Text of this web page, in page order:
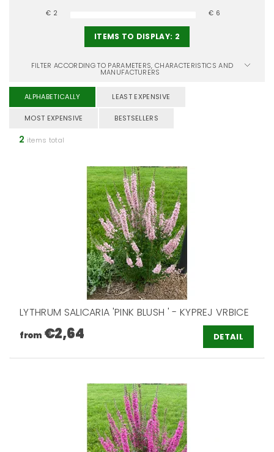
€ 2 € 6
ITEMS TO DISPLAY: 2
FILTER ACCORDING TO PARAMETERS, CHARACTERISTICS AND
MANUFACTURERS
ALPHABETICALLY LEAST EXPENSIVE
MOST EXPENSIVE BESTSELLERS
2 items total
LYTHRUM SALICARIA 'PINK BLUSH ' - KYPREJ VRBICE
from €2,64 DETAIL